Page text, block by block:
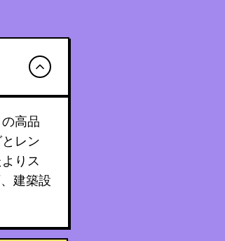
高品
レン
りス
建築設